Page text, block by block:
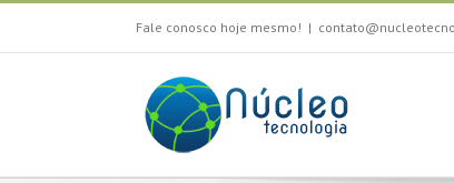
Fale conosco hoje mesmo! |